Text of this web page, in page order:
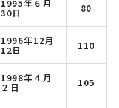
1995年６月
30日
80
1996年12月
12日
110
1998年４月
２日
105